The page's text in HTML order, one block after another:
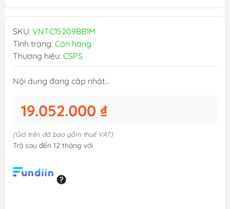
SKU: VNTC15209BB1M
Tình trạng: Còn hàng
Thương hiệu: CSPS
Nội dung đang cập nhật...
19.052.000 ₫
(Giá trên đã bao gồm thuế VAT)
Trả sau đến 12 tháng với